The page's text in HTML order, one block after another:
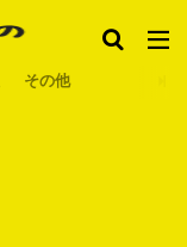
その他